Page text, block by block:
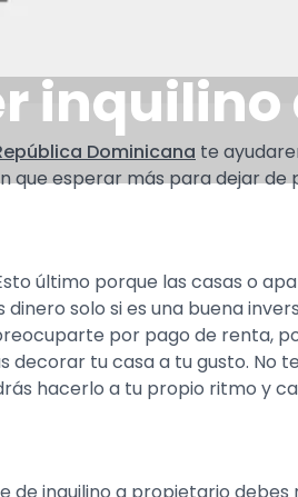
inquilino
Dominicana te
que esperar más para dejar de
último porque las casas o
solo si es una buena
por pago de renta,
tu casa a tu gusto. No
hacerlo a tu propio ritmo y